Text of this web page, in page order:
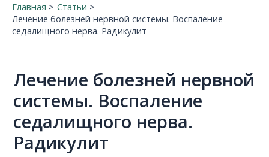
Главная
Статьи
Лечение болезней нервной системы. Воспаление
седалищного нерва. Радикулит
Лечение болезней нервной
системы. Воспаление
седалищного нерва.
Радикулит